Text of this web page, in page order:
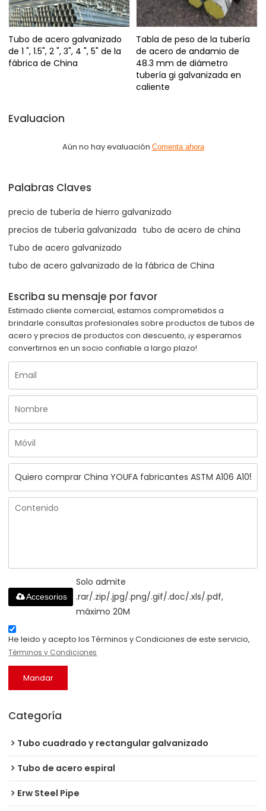
Tubo de acero galvanizado
de 1 ", 1.5", 2 ", 3", 4 ", 5" de la
fábrica de China
Tabla de peso de la tubería
de acero de andamio de
48.3 mm de diámetro
tubería gi galvanizada en
caliente
Evaluacion
Aún no hay evaluación Comenta ahora
Palabras Claves
precio de tubería de hierro galvanizado
precios de tubería galvanizada tubo de acero de china
Tubo de acero galvanizado
tubo de acero galvanizado de la fábrica de China
Escriba su mensaje por favor
Estimado cliente comercial, estamos comprometidos a
brindarle consultas profesionales sobre productos de tubos de
acero y precios de productos con descuento, ¡y esperamos
convertirnos en un socio confiable a largo plazo!
Solo admite
.rar/.zip/.jpg/.png/.gif/.doc/.xls/.pdf,
máximo 20M
Accesorios
He leido y acepto los Términos y Condiciones de este servicio,
Términos y Condiciones
Mandar
Categoría
Tubo cuadrado y rectangular galvanizado
Tubo de acero espiral
Erw Steel Pipe